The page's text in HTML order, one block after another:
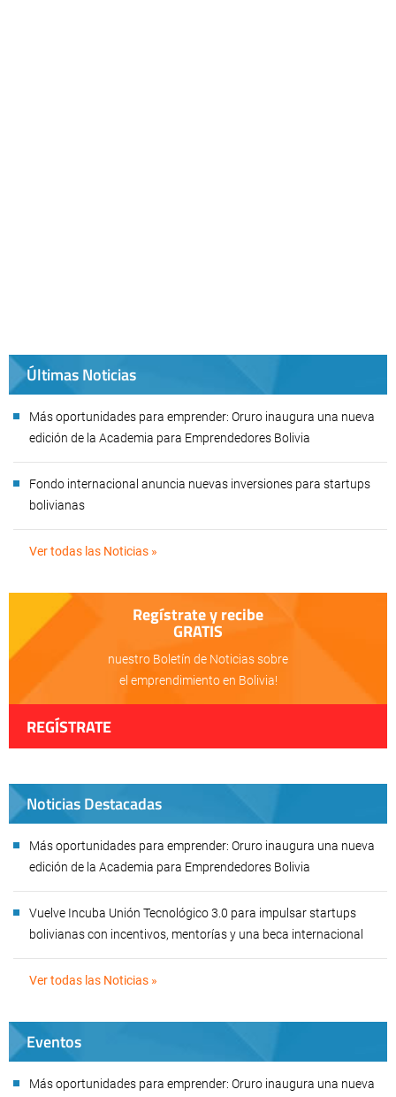
Últimas Noticias
Más oportunidades para emprender: Oruro inaugura una nueva
edición de la Academia para Emprendedores Bolivia
Fondo internacional anuncia nuevas inversiones para startups
bolivianas
Ver todas las Noticias »
Regístrate y recibe
GRATIS
nuestro Boletín de Noticias sobre
el emprendimiento en Bolivia!
REGÍSTRATE
Noticias Destacadas
Más oportunidades para emprender: Oruro inaugura una nueva
edición de la Academia para Emprendedores Bolivia
Vuelve Incuba Unión Tecnológico 3.0 para impulsar startups
bolivianas con incentivos, mentorías y una beca internacional
Ver todas las Noticias »
Eventos
Más oportunidades para emprender: Oruro inaugura una nueva